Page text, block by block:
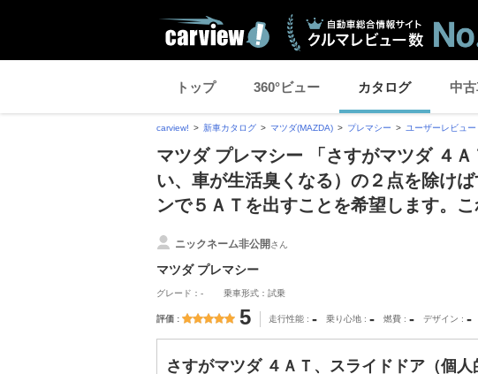
トップ 360°ビュー カタログ 中
carview! 新車カタログ マツダ(MAZDA) プレマシー ユーザーレビュ
マツダ プレマシー 「さすがマツダ ４
い、車が生活臭くなる）の２点を除け
ンで５ＡＴを出すことを希望します。
ニックネーム非公開さん
マツダ プレマシー
グレード：- 乗車形式：試乗
評価 5 走行性能 - 乗り心地 - 燃費 - デザイン -
さすがマツダ ４ＡＴ、スライドドア（個